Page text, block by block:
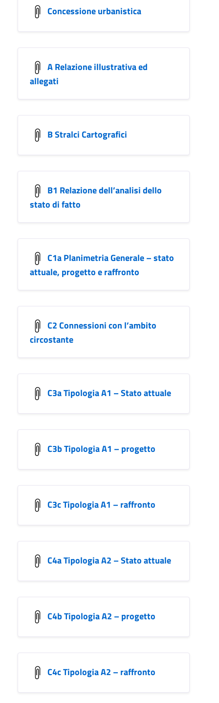
Concessione urbanistica
A Relazione illustrativa ed
allegati
B Stralci Cartografici
B1 Relazione dell’analisi dello
stato di fatto
C1a Planimetria Generale – stato
attuale, progetto e raffronto
C2 Connessioni con l’ambito
circostante
C3a Tipologia A1 – Stato attuale
C3b Tipologia A1 – progetto
C3c Tipologia A1 – raffronto
C4a Tipologia A2 – Stato attuale
C4b Tipologia A2 – progetto
C4c Tipologia A2 – raffronto